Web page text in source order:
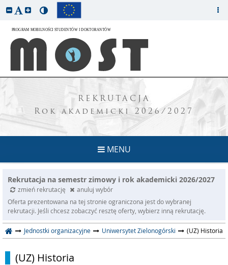
REKRUTACJA
Rok akademicki 2026/2027
MENU
Rekrutacja na semestr zimowy i rok akademicki 2026/2027
zmień rekrutację
anuluj wybór
Oferta prezentowana na tej stronie ograniczona jest do wybranej
rekrutacji. Jeśli chcesz zobaczyć resztę oferty, wybierz inną rekrutację.
Jednostki organizacyjne Uniwersytet Zielonogórski (UZ) Historia
(UZ) Historia